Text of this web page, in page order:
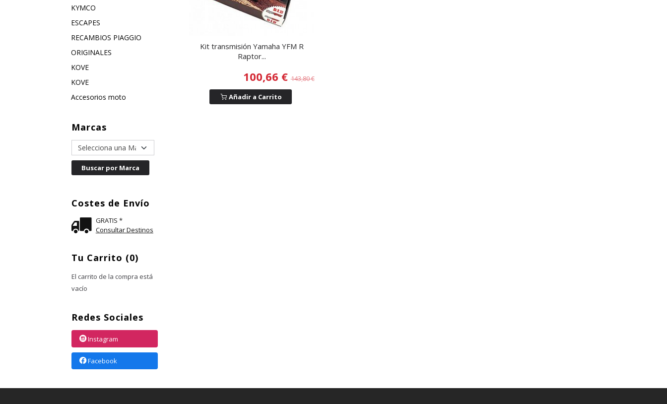
KYMCO
ESCAPES
RECAMBIOS PIAGGIO
ORIGINALES
KOVE
KOVE
Accesorios moto
Marcas
Costes de Envío
GRATIS *
Consultar Destinos
Tu Carrito (0)
El carrito de la compra está
vacío
Redes Sociales
Instagram
Facebook
Kit transmisión Yamaha YFM R
Raptor...
100,66 €143,80 €
Añadir a Carrito